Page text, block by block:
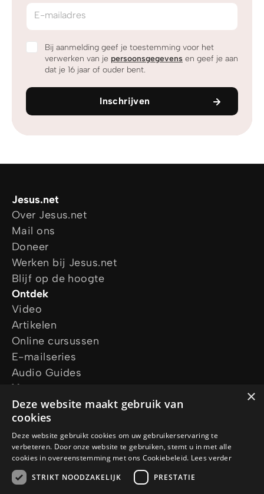
E-mailadres
Bij aanmelding geef je toestemming voor het
verwerken van je persoonsgegevens en geef je aan
dat je 16 jaar of ouder bent.
Inschrijven
Jesus.net
Over Jesus.net
Mail ons
Doneer
Werken bij Jesus.net
Blijf op de hoogte
Ontdek
Video
Artikelen
Online cursussen
E-mailseries
Audio Guides
Vraag ons
Ik wil gebed
Ik heb een vraag
Vraag een gratis Bijbel aan
Volg ons
×
Deze website maakt gebruik van
cookies
Deze website gebruikt cookies om uw gebruikerservaring te
verbeteren. Door onze website te gebruiken, stemt u in met alle
cookies in overeenstemming met ons Cookiebeleid. Lees verder
STRIKT NOODZAKELIJK
PRESTATIE